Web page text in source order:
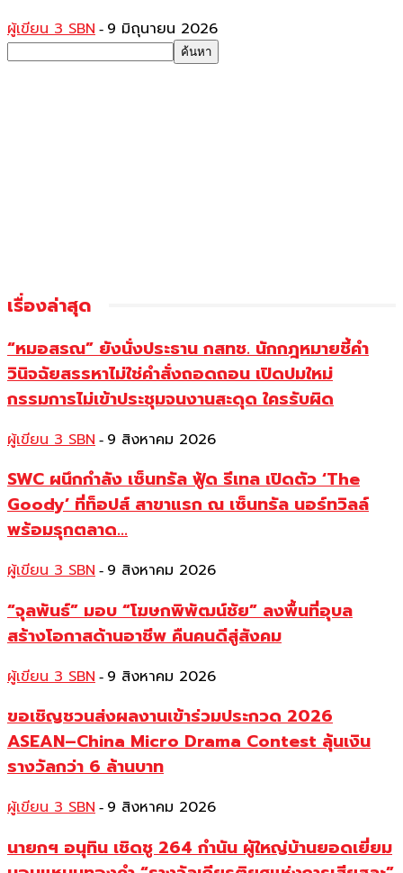
ผู้เขียน 3 SBN - 9 มิถุนายน 2026
เรื่องล่าสุด
“หมอสรณ” ยังนั่งประธาน กสทช. นักกฎหมายชี้คำ
วินิจฉัยสรรหาไม่ใช่คำสั่งถอดถอน เปิดปมใหม่
กรรมการไม่เข้าประชุมจนงานสะดุด ใครรับผิด
ผู้เขียน 3 SBN - 9 สิงหาคม 2026
SWC ผนึกกำลัง เซ็นทรัล ฟู้ด รีเทล เปิดตัว ‘The
Goody’ ที่ท็อปส์ สาขาแรก ณ เซ็นทรัล นอร์ทวิลล์
พร้อมรุกตลาด...
ผู้เขียน 3 SBN - 9 สิงหาคม 2026
“จุลพันธ์” มอบ “โฆษกพิพัฒน์ชัย” ลงพื้นที่อุบล
สร้างโอกาสด้านอาชีพ คืนคนดีสู่สังคม
ผู้เขียน 3 SBN - 9 สิงหาคม 2026
ขอเชิญชวนส่งผลงานเข้าร่วมประกวด 2026
ASEAN–China Micro Drama Contest ลุ้นเงิน
รางวัลกว่า 6 ล้านบาท
ผู้เขียน 3 SBN - 9 สิงหาคม 2026
นายกฯ อนุทิน เชิดชู 264 กำนัน ผู้ใหญ่บ้านยอดเยี่ยม